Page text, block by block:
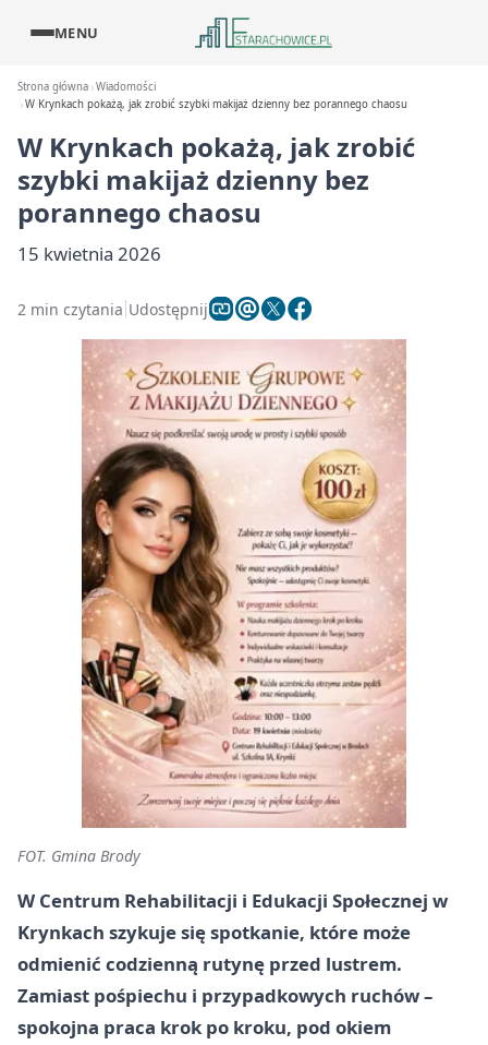
MENU
Strona główna Wiadomości
W Krynkach pokażą, jak zrobić szybki makijaż dzienny bez porannego chaosu
W Krynkach pokażą, jak zrobić
szybki makijaż dzienny bez
porannego chaosu
15 kwietnia 2026
2 min czytania Udostępnij
FOT. Gmina Brody
W Centrum Rehabilitacji i Edukacji Społecznej w
Krynkach szykuje się spotkanie, które może
odmienić codzienną rutynę przed lustrem.
Zamiast pośpiechu i przypadkowych ruchów –
spokojna praca krok po kroku, pod okiem